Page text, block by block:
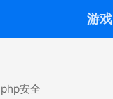
游戏
php安全